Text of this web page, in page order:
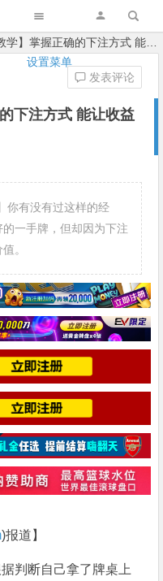
设置菜单
掌握正确的下注方式 能让收益翻倍！
下注方式 能让收益
发表评论
你有没有过这样的经
一手牌，但却因为下注
。
)报道】
判断自己拿了牌桌上